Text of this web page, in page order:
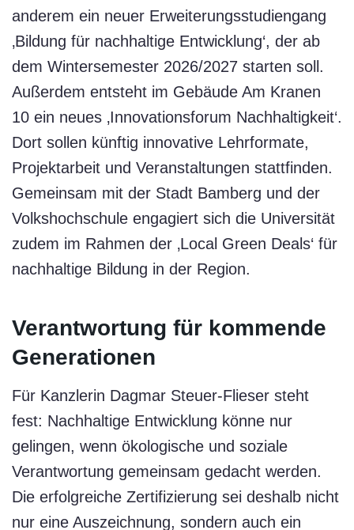
anderem ein neuer Erweiterungsstudiengang
‚Bildung für nachhaltige Entwicklung‘, der ab
dem Wintersemester 2026/2027 starten soll.
Außerdem entsteht im Gebäude Am Kranen
10 ein neues ‚Innovationsforum Nachhaltigkeit‘.
Dort sollen künftig innovative Lehrformate,
Projektarbeit und Veranstaltungen stattfinden.
Gemeinsam mit der Stadt Bamberg und der
Volkshochschule engagiert sich die Universität
zudem im Rahmen der ‚Local Green Deals‘ für
nachhaltige Bildung in der Region.
Verantwortung für kommende
Generationen
Für Kanzlerin Dagmar Steuer-Flieser steht
fest: Nachhaltige Entwicklung könne nur
gelingen, wenn ökologische und soziale
Verantwortung gemeinsam gedacht werden.
Die erfolgreiche Zertifizierung sei deshalb nicht
nur eine Auszeichnung, sondern auch ein